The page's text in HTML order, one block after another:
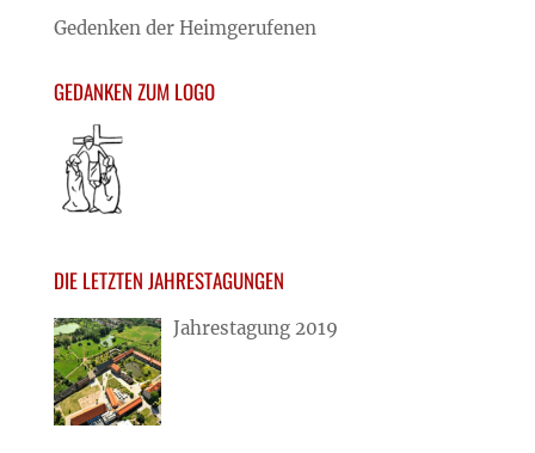
Gedenken der Heimgerufenen
GEDANKEN ZUM LOGO
DIE LETZTEN JAHRESTAGUNGEN
Jahrestagung 2019